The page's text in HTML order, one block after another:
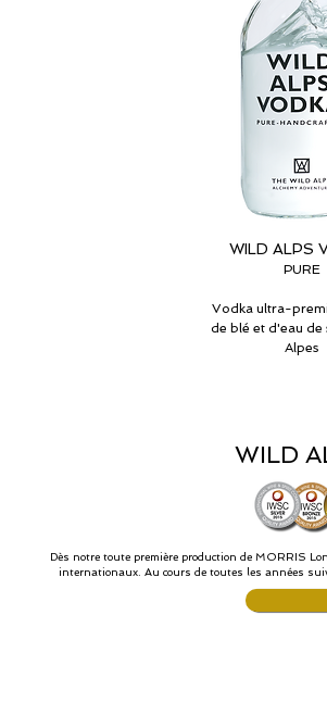
WILD ALPS
PURE
Vodka ultra-
de blé et d'eau de
Alpes
WILD
Dès notre toute première production de MORRIS
internationaux. Au cours de toutes les années